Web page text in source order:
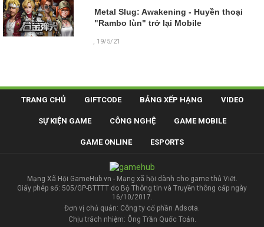
Metal Slug: Awakening - Huyền thoại
"Rambo lùn" trở lại Mobile
, 19/5/21
TRANG CHỦ GIFTCODE BẢNG XẾP HẠNG VIDEO
SỰ KIỆN GAME CÔNG NGHỆ GAME MOBILE
GAME ONLINE ESPORTS
Mạng Xã Hội GameHub.vn - Mạng xã hội dành cho game thủ Việt.
Giấy phép số: 505/GP-BTTTT do Bộ Thông tin và Truyền thông cấp ngày
16/10/2017.
Đơn vị chủ quản: Công ty cổ phần Adsota.
Chịu trách nhiệm: Ông Trần Quốc Toản.